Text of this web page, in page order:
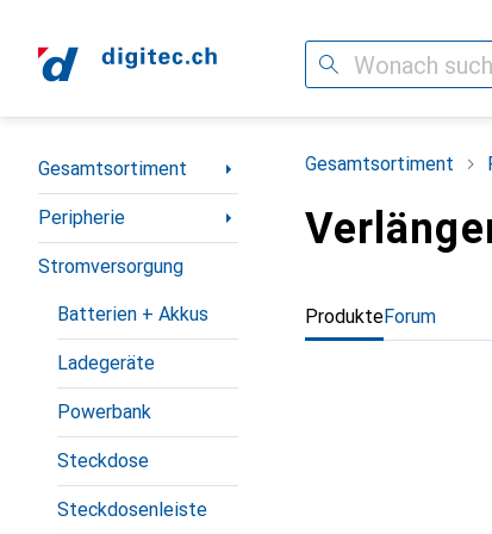
Suche
Navigation nach Kategorien
Gesamtsortiment
Peripherie
Stromversorgung
Batterien + Akkus
Ladegeräte
Powerbank
Steckdose
Steckdosenleiste
Gesamtsortiment
ProdukteForum